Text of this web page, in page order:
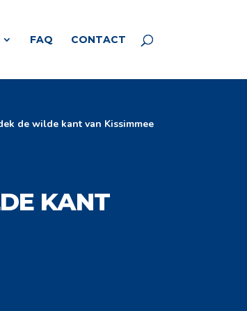
FAQ CONTACT
de wilde kant van Kissimmee
KANT